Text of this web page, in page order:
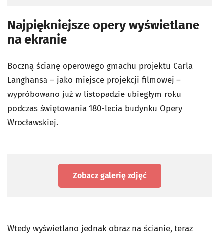
Najpiękniejsze opery wyświetlane
na ekranie
Boczną ścianę operowego gmachu projektu Carla
Langhansa – jako miejsce projekcji filmowej –
wypróbowano już w listopadzie ubiegłym roku
podczas świętowania 180-lecia budynku Opery
Wrocławskiej.
Zobacz galerię zdjęć
Wtedy wyświetlano jednak obraz na ścianie, teraz